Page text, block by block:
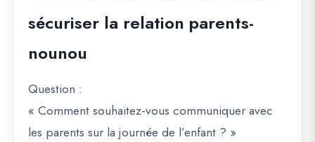
sécuriser la relation parents-
nounou
Question :
« Comment souhaitez-vous communiquer avec
les parents sur la journée de l’enfant ? »